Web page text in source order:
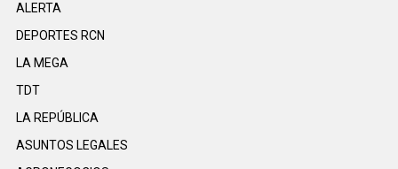
ALERTA
DEPORTES RCN
LA MEGA
TDT
LA REPÚBLICA
ASUNTOS LEGALES